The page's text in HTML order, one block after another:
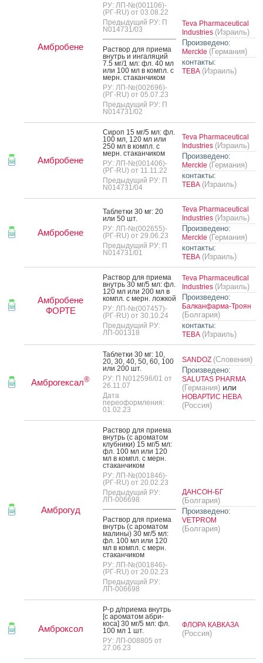
Амбробене
РУ: ЛП-№(001106)-
(РГ-RU) от 03.08.22
Предыдущий РУ: П
N014731/03
Рас­твор для при­ема
внутрь и ин­га­ляций
7.5 мг/1 мл: фл. 40 мл
или 100 мл в компл. с
мерн. ста­кан­чи­ком
РУ: ЛП-№(002696)-
(РГ-RU) от 05.07.23
Предыдущий РУ: П
N014731/02
Teva Pharmaceutical
Industries (Израиль)
Произведено:
Merckle (Германия)
контакты:
ТЕВА (Израиль)
Амбробене
Си­роп 15 мг/5 мл: фл.
100 мл, 120 мл или
250 мл в компл. с
мерн. ста­кан­чи­ком
РУ: ЛП-№(001406)-
(РГ-RU) от 11.11.22
Предыдущий РУ: П
N014731/04
Teva Pharmaceutical
Industries (Израиль)
Произведено:
Merckle (Германия)
контакты:
ТЕВА (Израиль)
Амбробене
Таб­летки 30 мг: 20
или 50 шт.
РУ: ЛП-№(002655)-
(РГ-RU) от 29.06.23
Предыдущий РУ: П
N014731/01
Teva Pharmaceutical
Industries (Израиль)
Произведено:
Merckle (Германия)
контакты:
ТЕВА (Израиль)
Амбробене
ФОРТЕ
Рас­твор для при­ема
внутрь 30 мг/5 мл: фл.
120 мл или 200 мл в
компл. с мерн. лож­кой
РУ: ЛП-№(007457)-
(РГ-RU) от 30.10.24
Предыдущий РУ:
ЛП-001318
Teva Pharmaceutical
Industries (Израиль)
Произведено:
Балканфарма-Троян
(Болгария)
контакты:
ТЕВА (Израиль)
Амброгексал®
Таб­летки 30 мг: 10,
20, 30, 40, 50, 60, 100
или 200 шт.
РУ: П N012596/01 от
26.11.07
Дата
переоформления:
01.02.23
SANDOZ (Словения)
Произведено:
SALUTAS PHARMA
(Германия) или
НОВАРТИС НЕВА
(Россия)
Амброгуд
Рас­твор для при­ема
внутрь (с аро­матом
клуб­ни­ки) 15 мг/5 мл:
фл. 100 мл или 120
мл в компл. с мерн.
ста­кан­чи­ком
РУ: ЛП-№(001846)-
(РГ-RU) от 20.02.23
Предыдущий РУ:
ЛП-006698
Рас­твор для при­ема
внутрь (с аро­матом
ма­лины) 30 мг/5 мл:
фл. 100 мл или 120
мл в компл. с мерн.
ста­кан­чи­ком
РУ: ЛП-№(001846)-
(РГ-RU) от 20.02.23
Предыдущий РУ:
ЛП-006698
ДАНСОН-БГ
(Болгария)
Произведено:
VETPROM
(Болгария)
Амброксол
Р-р д/при­ема внутрь
[с аро­матом аб­ри­
коса] 30 мг/5 мл: фл.
100 мл 1 шт.
РУ: ЛП-008805 от
27.06.23
ФЛОРА КАВКАЗА
(Россия)